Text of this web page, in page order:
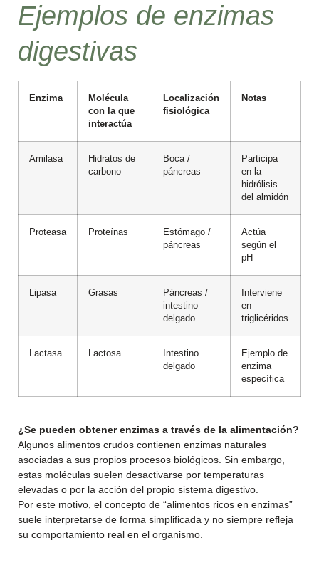
Ejemplos de enzimas
digestivas
Enzima
Molécula
con la que
interactúa
Localización
fisiológica
Notas
Amilasa
Hidratos de
carbono
Boca /
páncreas
Participa
en la
hidrólisis
del almidón
Proteasa Proteínas
Estómago /
páncreas
Actúa
según el
pH
Lipasa Grasas
Páncreas /
intestino
delgado
Interviene
en
triglicéridos
Lactasa Lactosa
Intestino
delgado
Ejemplo de
enzima
específica
¿Se pueden obtener enzimas a través de la alimentación?
Algunos alimentos crudos contienen enzimas naturales
asociadas a sus propios procesos biológicos. Sin embargo,
estas moléculas suelen desactivarse por temperaturas
elevadas o por la acción del propio sistema digestivo.
Por este motivo, el concepto de “alimentos ricos en enzimas”
suele interpretarse de forma simplificada y no siempre refleja
su comportamiento real en el organismo.